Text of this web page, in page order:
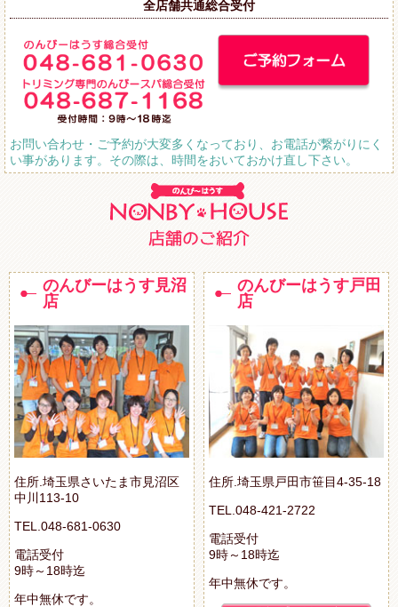
全店舗共通総合受付
お問い合わせ・ご予約が大変多くなっており、お電話が繋がりにく
い事があります。その際は、時間をおいておかけ直し下さい。
のんびーはうす見沼
店
住所.埼玉県さいたま市見沼区
中川113-10
TEL.048-681-0630
電話受付
9時～18時迄
年中無休です。
のんびーはうす戸田
店
住所.埼玉県戸田市笹目4-35-18
TEL.048-421-2722
電話受付
9時～18時迄
年中無休です。